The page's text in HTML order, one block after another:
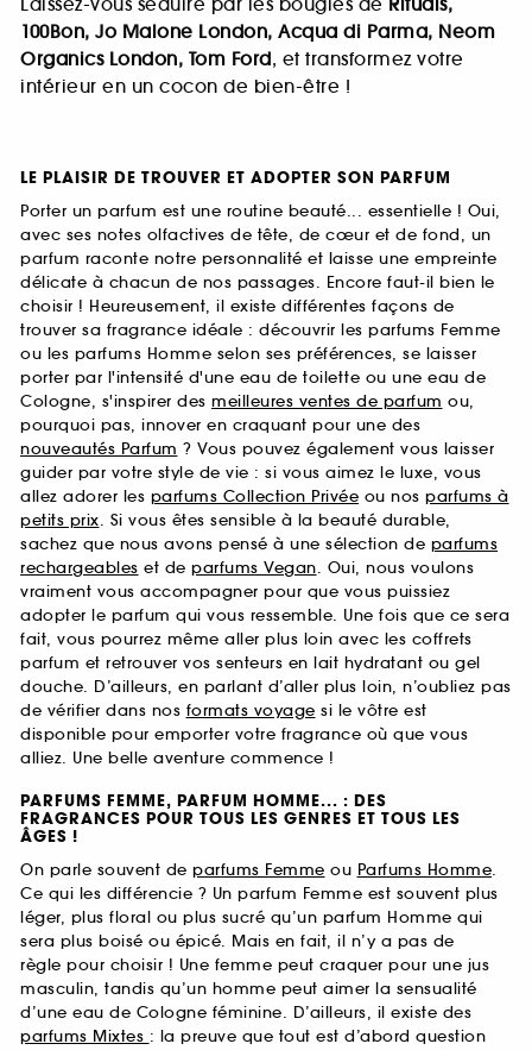
100Bon, Jo Malone London, Acqua di Parma, Neom
Organics London, Tom Ford, et transformez votre
intérieur en un cocon de bien-être !
LE PLAISIR DE TROUVER ET ADOPTER SON PARFUM
Porter un parfum est une routine beauté... essentielle ! Oui,
avec ses notes olfactives de tête, de cœur et de fond, un
parfum raconte notre personnalité et laisse une empreinte
délicate à chacun de nos passages. Encore faut-il bien le
choisir ! Heureusement, il existe différentes façons de
trouver sa fragrance idéale : découvrir les parfums Femme
ou les parfums Homme selon ses préférences, se laisser
porter par l'intensité d'une eau de toilette ou une eau de
Cologne, s'inspirer des meilleures ventes de parfum ou,
pourquoi pas, innover en craquant pour une des
nouveautés Parfum ? Vous pouvez également vous laisser
guider par votre style de vie : si vous aimez le luxe, vous
allez adorer les parfums Collection Privée ou nos parfums à
petits prix. Si vous êtes sensible à la beauté durable,
sachez que nous avons pensé à une sélection de parfums
rechargeables et de parfums Vegan. Oui, nous voulons
vraiment vous accompagner pour que vous puissiez
adopter le parfum qui vous ressemble. Une fois que ce sera
fait, vous pourrez même aller plus loin avec les coffrets
parfum et retrouver vos senteurs en lait hydratant ou gel
douche. D’ailleurs, en parlant d’aller plus loin, n’oubliez pas
de vérifier dans nos formats voyage si le vôtre est
disponible pour emporter votre fragrance où que vous
alliez. Une belle aventure commence !
PARFUMS FEMME, PARFUM HOMME... : DES
FRAGRANCES POUR TOUS LES GENRES ET TOUS LES
ÂGES !
On parle souvent de parfums Femme ou Parfums Homme.
Ce qui les différencie ? Un parfum Femme est souvent plus
léger, plus floral ou plus sucré qu’un parfum Homme qui
sera plus boisé ou épicé. Mais en fait, il n’y a pas de
règle pour choisir ! Une femme peut craquer pour une jus
masculin, tandis qu’un homme peut aimer la sensualité
d’une eau de Cologne féminine. D’ailleurs, il existe des
parfums Mixtes : la preuve que tout est d’abord question